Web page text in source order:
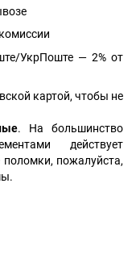
УкрПоште — 2% от
картой, чтобы не
. На большинство
действует
поломки, пожалуйста,